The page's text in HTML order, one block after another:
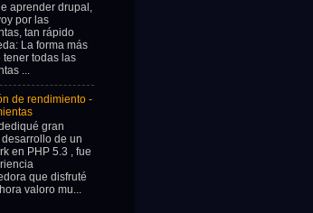
aprender drupal,
por las
tan rápido
La forma más
tener todas las
...
de rendimiento -
gran
de un
en PHP 5.3 , fue
que disfruté
valoro mu...